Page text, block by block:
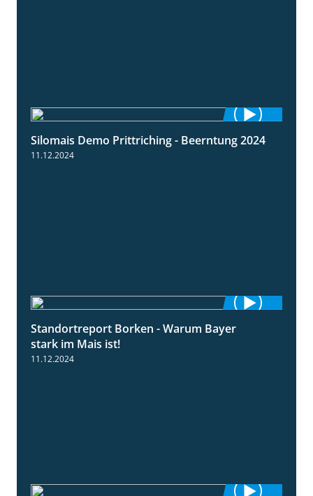
12:28
Silomais Demo Prittriching - Beerntung 2024
11.12.2024
Standortreport Borken - Warum Bayer
stark im Mais ist!
11.12.2024